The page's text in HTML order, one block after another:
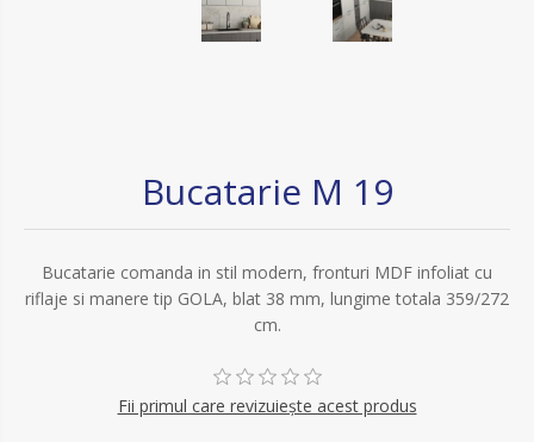
Bucatarie M 19
Bucatarie comanda in stil modern, fronturi MDF infoliat cu
riflaje si manere tip GOLA, blat 38 mm, lungime totala 359/272
cm.
Fii primul care revizuiește acest produs